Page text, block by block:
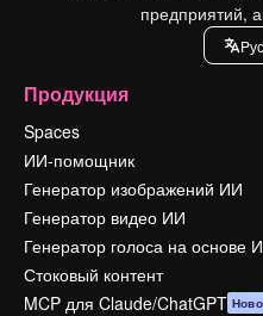
предприятий,
Продукция
Spaces
ИИ-помощник
Генератор изображений ИИ
Генератор видео ИИ
Генератор голоса на основе
Стоковый контент
MCP для Claude/ChatGPT